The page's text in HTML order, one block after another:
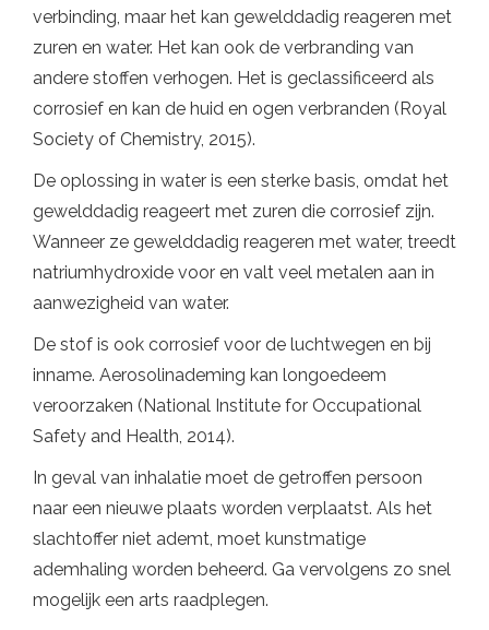
verbinding, maar het kan gewelddadig reageren met
zuren en water. Het kan ook de verbranding van
andere stoffen verhogen. Het is geclassificeerd als
corrosief en kan de huid en ogen verbranden (Royal
Society of Chemistry, 2015).
De oplossing in water is een sterke basis, omdat het
gewelddadig reageert met zuren die corrosief zijn.
Wanneer ze gewelddadig reageren met water, treedt
natriumhydroxide voor en valt veel metalen aan in
aanwezigheid van water.
De stof is ook corrosief voor de luchtwegen en bij
inname. Aerosolinademing kan longoedeem
veroorzaken (National Institute for Occupational
Safety and Health, 2014).
In geval van inhalatie moet de getroffen persoon
naar een nieuwe plaats worden verplaatst. Als het
slachtoffer niet ademt, moet kunstmatige
ademhaling worden beheerd. Ga vervolgens zo snel
mogelijk een arts raadplegen.